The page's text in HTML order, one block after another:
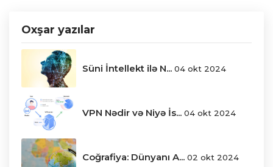
Oxşar yazılar
Süni İntellekt ilə N... 04 okt 2024
VPN Nədir və Niyə İs... 04 okt 2024
Coğrafiya: Dünyanı A... 02 okt 2024